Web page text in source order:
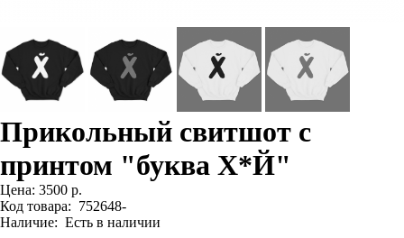
Прикольный свитшот с
принтом "буква Х*Й"
Цена: 3500 р.
Код товара: 752648-
Наличие: Есть в наличии